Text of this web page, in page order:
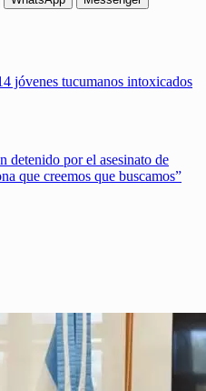
jóvenes tucumanos intoxicados
detenido por el asesinato de
que creemos que buscamos”